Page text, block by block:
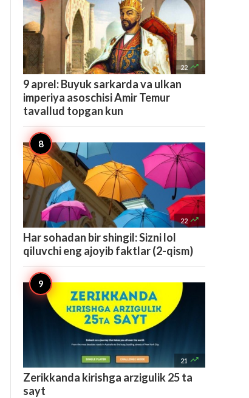
22 
9 aprel: Buyuk sarkarda va ulkan
imperiya asoschisi Amir Temur
tavallud topgan kun
22 
Har sohadan bir shingil: Sizni lol
qiluvchi eng ajoyib faktlar (2-qism)
21 
Zerikkanda kirishga arzigulik 25 ta
sayt